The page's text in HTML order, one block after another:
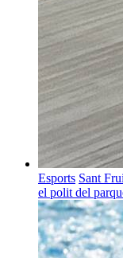
Esports Sant
el polit del